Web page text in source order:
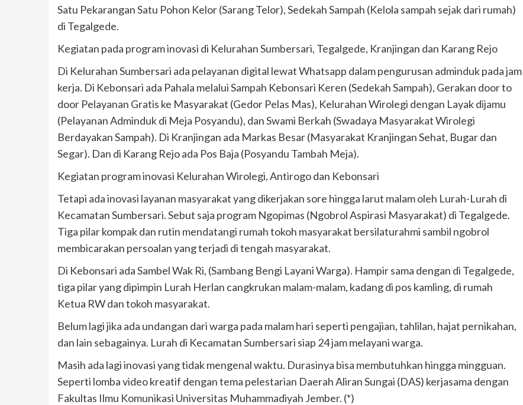
Satu Pekarangan Satu Pohon Kelor (Sarang Telor), Sedekah Sampah (Kelola sampah sejak dari rumah)
di Tegalgede.
Kegiatan pada program inovasi di Kelurahan Sumbersari, Tegalgede, Kranjingan dan Karang Rejo
Di Kelurahan Sumbersari ada pelayanan digital lewat Whatsapp dalam pengurusan adminduk pada jam
kerja. Di Kebonsari ada Pahala melalui Sampah Kebonsari Keren (Sedekah Sampah), Gerakan door to
door Pelayanan Gratis ke Masyarakat (Gedor Pelas Mas), Kelurahan Wirolegi dengan Layak dijamu
(Pelayanan Adminduk di Meja Posyandu), dan Swami Berkah (Swadaya Masyarakat Wirolegi
Berdayakan Sampah). Di Kranjingan ada Markas Besar (Masyarakat Kranjingan Sehat, Bugar dan
Segar). Dan di Karang Rejo ada Pos Baja (Posyandu Tambah Meja).
Kegiatan program inovasi Kelurahan Wirolegi, Antirogo dan Kebonsari
Tetapi ada inovasi layanan masyarakat yang dikerjakan sore hingga larut malam oleh Lurah-Lurah di
Kecamatan Sumbersari. Sebut saja program Ngopimas (Ngobrol Aspirasi Masyarakat) di Tegalgede.
Tiga pilar kompak dan rutin mendatangi rumah tokoh masyarakat bersilaturahmi sambil ngobrol
membicarakan persoalan yang terjadi di tengah masyarakat.
Di Kebonsari ada Sambel Wak Ri, (Sambang Bengi Layani Warga). Hampir sama dengan di Tegalgede,
tiga pilar yang dipimpin Lurah Herlan cangkrukan malam-malam, kadang di pos kamling, di rumah
Ketua RW dan tokoh masyarakat.
Belum lagi jika ada undangan dari warga pada malam hari seperti pengajian, tahlilan, hajat pernikahan,
dan lain sebagainya. Lurah di Kecamatan Sumbersari siap 24 jam melayani warga.
Masih ada lagi inovasi yang tidak mengenal waktu. Durasinya bisa membutuhkan hingga mingguan.
Seperti lomba video kreatif dengan tema pelestarian Daerah Aliran Sungai (DAS) kerjasama dengan
Fakultas Ilmu Komunikasi Universitas Muhammadiyah Jember. (*)